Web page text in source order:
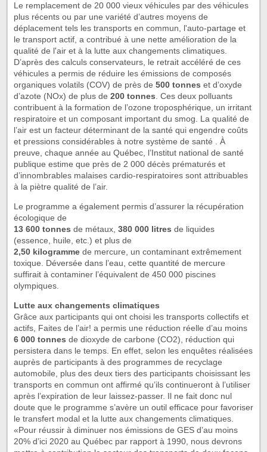
Le remplacement de 20 000 vieux véhicules par des véhicules
plus récents ou par une variété d’autres moyens de
déplacement tels les transports en commun, l'auto-partage et
le transport actif, a contribué à une nette amélioration de la
qualité de l'air et à la lutte aux changements climatiques.
D’après des calculs conservateurs, le retrait accéléré de ces
véhicules a permis de réduire les émissions de composés
organiques volatils (COV) de près de 500 tonnes et d’oxyde
d’azote (NOx) de plus de 200 tonnes. Ces deux polluants
contribuent à la formation de l’ozone troposphérique, un irritant
respiratoire et un composant important du smog. La qualité de
l’air est un facteur déterminant de la santé qui engendre coûts
et pressions considérables à notre système de santé . À
preuve, chaque année au Québec, l’Institut national de santé
publique estime que près de 2 000 décès prématurés et
d’innombrables malaises cardio-respiratoires sont attribuables
à la piètre qualité de l’air.
Le programme a également permis d’assurer la récupération
écologique de
13 600 tonnes de métaux, 380 000 litres de liquides
(essence, huile, etc.) et plus de
2,50 kilogramme de mercure, un contaminant extrêmement
toxique. Déversée dans l’eau, cette quantité de mercure
suffirait à contaminer l’équivalent de 450 000 piscines
olympiques.
Lutte aux changements climatiques
Grâce aux participants qui ont choisi les transports collectifs et
actifs, Faites de l’air! a permis une réduction réelle d’au moins
6 000 tonnes de dioxyde de carbone (CO2), réduction qui
persistera dans le temps. En effet, selon les enquêtes réalisées
auprès de participants à des programmes de recyclage
automobile, plus des deux tiers des participants choisissant les
transports en commun ont affirmé qu’ils continueront à l’utiliser
après l’expiration de leur laissez-passer. Il ne fait donc nul
doute que le programme s’avère un outil efficace pour favoriser
le transfert modal et la lutte aux changements climatiques.
«Pour réussir à diminuer nos émissions de GES d’au moins
20% d’ici 2020 au Québec par rapport à 1990, nous devrons